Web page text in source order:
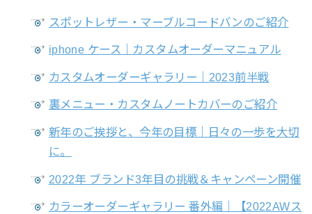
スポットレザー・マーブルコードバンのご紹介
iphone ケース｜カスタムオーダーマニュアル
カスタムオーダーギャラリー｜2023前半戦
裏メニュー・カスタムノートカバーのご紹介
新年のご挨拶と、今年の目標｜日々の一歩を大切
に。
2022年 ブランド3年目の挑戦＆キャンペーン開催
カラーオーダーギャラリー 番外編｜【2022AWス